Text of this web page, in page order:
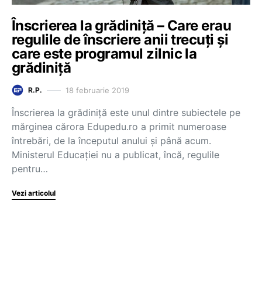
Înscrierea la grădiniță – Care erau
regulile de înscriere anii trecuți și
care este programul zilnic la
grădiniță
R.P. 18 februarie 2019
Înscrierea la grădiniță este unul dintre subiectele pe
mărginea cărora Edupedu.ro a primit numeroase
întrebări, de la începutul anului și până acum.
Ministerul Educației nu a publicat, încă, regulile
pentru…
Vezi articolul